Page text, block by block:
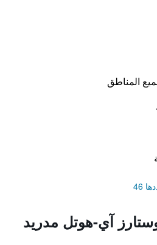
المناطق
46
آي-هوتل مدريد